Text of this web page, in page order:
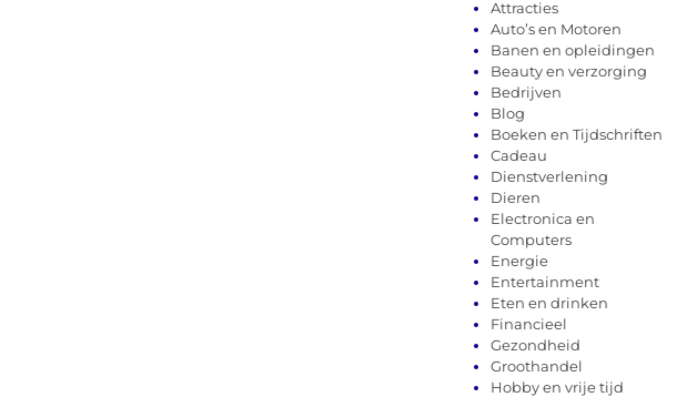
Attracties
Auto’s en Motoren
Banen en opleidingen
Beauty en verzorging
Bedrijven
Blog
Boeken en Tijdschriften
Cadeau
Dienstverlening
Dieren
Electronica en
Computers
Energie
Entertainment
Eten en drinken
Financieel
Gezondheid
Groothandel
Hobby en vrije tijd